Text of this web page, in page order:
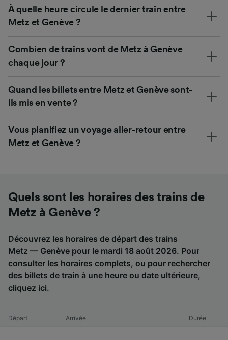
À quelle heure circule le dernier train entre
Metz et Genève ?
Combien de trains vont de Metz à Genève
chaque jour ?
Quand les billets entre Metz et Genève sont-
ils mis en vente ?
Vous planifiez un voyage aller-retour entre
Metz et Genève ?
Quels sont les horaires des trains de
Metz à Genève ?
Découvrez les horaires de départ des trains
Metz — Genève pour le mardi 18 août 2026. Pour
consulter les horaires complets, ou pour rechercher
des billets de train à une heure ou date ultérieure,
cliquez ici.
Départ Arrivée Durée